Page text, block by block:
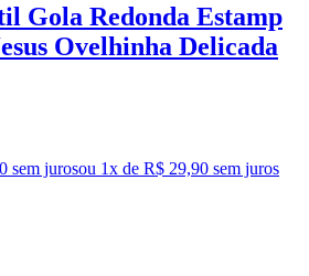
Gola Redonda Estamp
Ovelhinha Delicada
sem jurosou 1x de R$ 29,90 sem juros